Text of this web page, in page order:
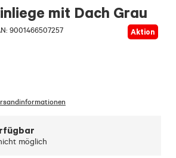
mit Dach Grau
9001466507257
Aktion
möglich